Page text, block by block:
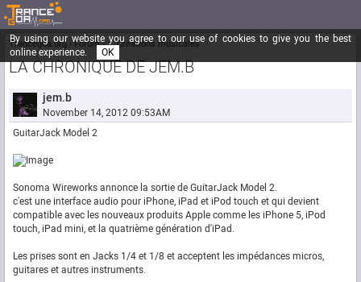
By using our website you agree to our use of cookies to give you the best
online experience.
OK
Trancegoa.org Forum ::. Créations musicales
LA CHRONIQUE DE JEM.B
jem.b
November 14, 2012 09:53AM
GuitarJack Model 2
Sonoma Wireworks annonce la sortie de GuitarJack Model 2.
c'est une interface audio pour iPhone, iPad et iPod touch et qui devient
compatible avec les nouveaux produits Apple comme les iPhone 5, iPod
touch, iPad mini, et la quatrième génération d'iPad.
Les prises sont en Jacks 1/4 et 1/8 et acceptent les impédances micros,
guitares et autres instruments.